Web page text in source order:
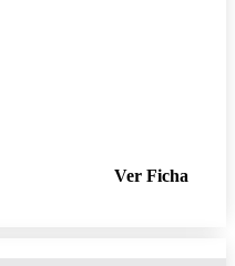
Ver Ficha